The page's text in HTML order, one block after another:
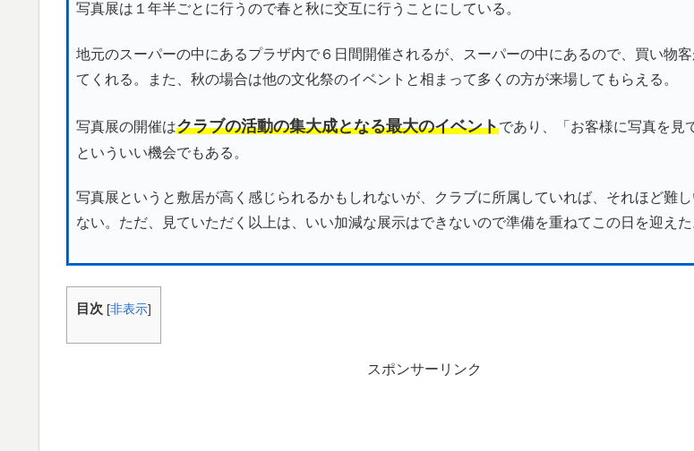
写真展は１年半ごとに行うので春と秋に交互に行うことにしている。
地元のスーパーの中にあるプラザ内で６日間開催されるが、スーパーの中にあるので、買い物
てくれる。また、秋の場合は他の文化祭のイベントと相まって多くの方が来場してもらえる。
写真展の開催はクラブの活動の集大成となる最大のイベントであり、「お客様に写真を見
といういい機会でもある。
写真展というと敷居が高く感じられるかもしれないが、クラブに所属していれば、それほど難
ない。ただ、見ていただく以上は、いい加減な展示はできないので準備を重ねてこの日を迎えた
目次 [非表示]
スポンサーリンク